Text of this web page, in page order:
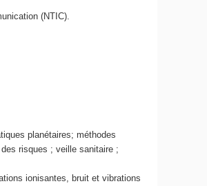
(NTIC).
planétaires; méthodes
risques ; veille sanitaire ;
ionisantes, bruit et vibrations